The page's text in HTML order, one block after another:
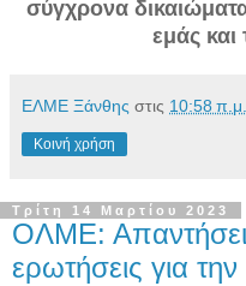
σύγχρονα
εμάς και
ΕΛΜΕ Ξάνθης στις 10:58 π.μ.
Κοινή χρήση
Τρίτη 14 Μαρτίου 2023
ΟΛΜΕ:
ερωτήσεις για